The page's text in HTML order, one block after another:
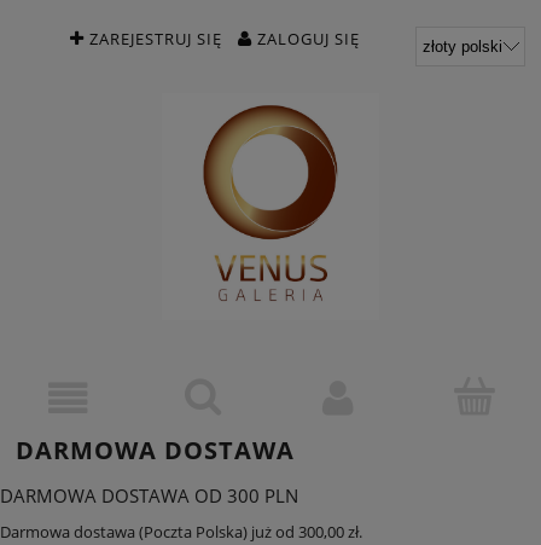
ZAREJESTRUJ SIĘ ZALOGUJ SIĘ
DARMOWA DOSTAWA
DARMOWA DOSTAWA OD 300 PLN
Darmowa dostawa (Poczta Polska) już od 300,00 zł.